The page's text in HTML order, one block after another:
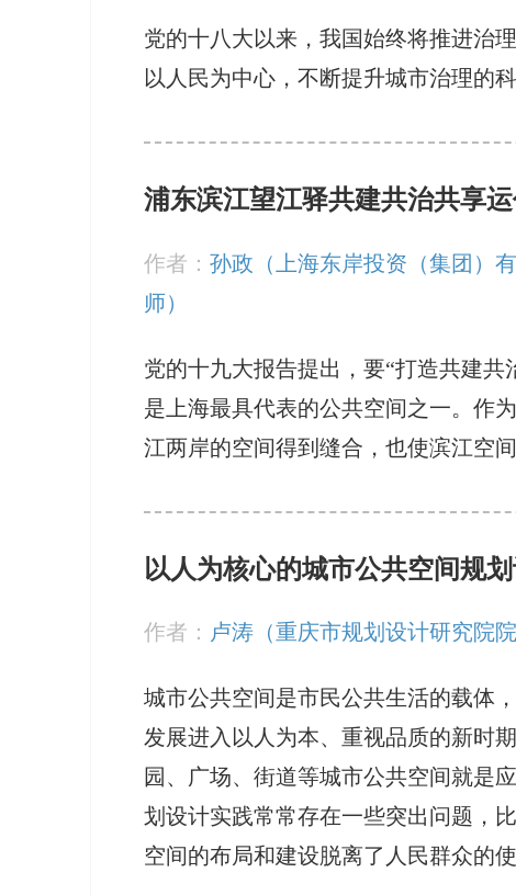
党的十八大以来，我国始终将推进治
以人民为中心，不断提升城市治理的
浦东滨江望江驿共建共治共享
作者：孙政（上海东岸投资（集团）
师）
党的十九大报告提出，要“打造共建
是上海最具代表的公共空间之一。作
江两岸的空间得到缝合，也使滨江空
以人为核心的城市公共空间规
作者： 卢涛（重庆市规划设计研究院
城市公共空间是市民公共生活的载体
发展进入以人为本、重视品质的新时
园、广场、街道等城市公共空间就是
划设计实践常常存在一些突出问题，
空间的布局和建设脱离了人民群众的